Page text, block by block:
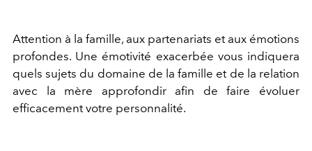
Attention à la famille, aux partenariats et aux émotions
profondes. Une émotivité exacerbée vous indiquera
quels sujets du domaine de la famille etde la relation
avec la mère approfondir afin defaire évoluer
efficacementvotre personnalité.